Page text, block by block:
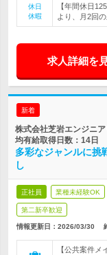
休日
休暇
【年間休日
より、月2回
求人詳細を
新着
株式会社芝岩エンジニ
均有給取得日数：14日
多彩なジャンルに
し
正社員 業種未経験OK
第二新卒歓迎
情報更新日：2026/03/30
【公共案件